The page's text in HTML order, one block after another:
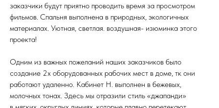
заказчики будут приятно проводить время за просмотром
фильмов. Спальня выполнена в природных, экологичных
материалах. Уютная, светлая. воздушная- изюминка этого
проекта!
Одним из важных пожеланий наших заказчиков было
создание 2х оборудованных рабочих мест в доме, тк они
работают удаленно. Кабинет Н. выполнен в бежевых,
молочных тонах. Здесь мы отразили стиль «джапанди»